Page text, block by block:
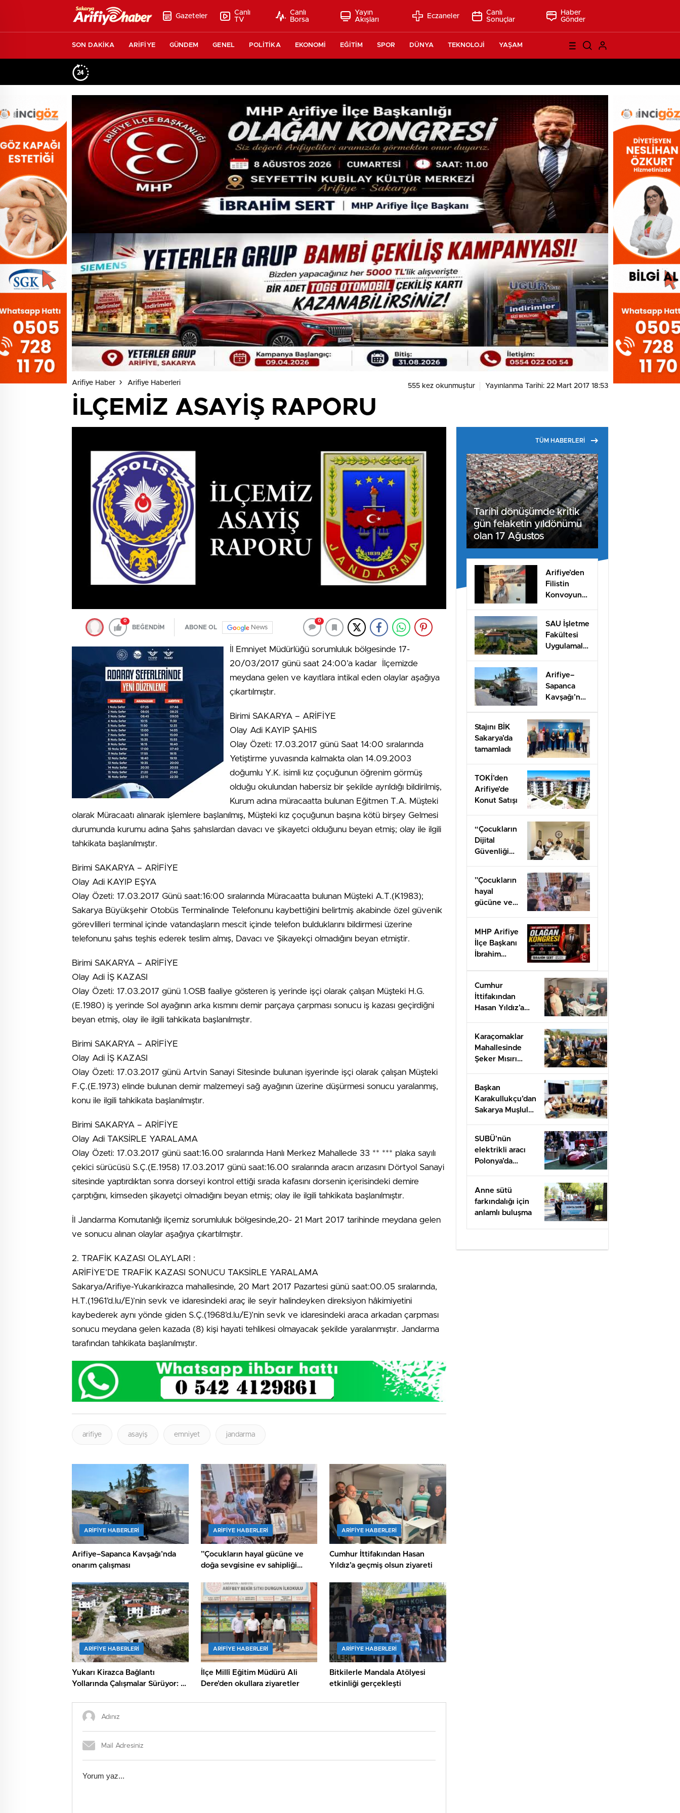
Gazeteler
Canlı
TV
Canlı
Borsa
Yayın
Akışları
Eczaneler
Canlı
Sonuçlar
Haber
Gönder
SON DAKİKA ARİFİYE GÜNDEM GENEL POLİTİKA EKONOMİ EĞİTİM SPOR DÜNYA TEKNOLOJİ YAŞAM
Arifiye Haber Arifiye Haberleri 555 kez okunmuştur Yayınlanma Tarihi: 22 Mart 2017 18:53
İLÇEMİZ ASAYİŞ RAPORU
0
BEĞENDİM ABONE OL News
0
İl Emniyet Müdürlüğü sorumluluk bölgesinde 17-
20/03/2017 günü saat 24:00’a kadar İlçemizde
meydana gelen ve kayıtlara intikal eden olaylar aşağıya
çıkartılmıştır.
Birimi SAKARYA – ARİFİYE
Olay Adi KAYIP ŞAHIS
Olay Özeti: 17.03.2017 günü Saat 14:00 sıralarında
Yetiştirme yuvasında kalmakta olan 14.09.2003
doğumlu Y.K. isimli kız çoçuğunun öğrenim görmüş
olduğu okulundan habersiz bir şekilde ayrıldığı bildirilmiş,
Kurum adına müracaatta bulunan Eğitmen T.A. Müşteki
olarak Müracaatı alınarak işlemlere başlanılmış, Müşteki kız çoçuğunun başına kötü birşey Gelmesi
durumunda kurumu adına Şahıs şahıslardan davacı ve şikayetci olduğunu beyan etmiş; olay ile ilgili
tahkikata başlanılmıştır.
Birimi SAKARYA – ARİFİYE
Olay Adi KAYIP EŞYA
Olay Özeti: 17.03.2017 Günü saat:16:00 sıralarında Müracaatta bulunan Müşteki A.T.(K1983);
Sakarya Büyükşehir Otobüs Terminalinde Telefonunu kaybettiğini belirtmiş akabinde özel güvenik
görevlilleri terminal içinde vatandaşların mescit içinde telefon bulduklarını bildirmesi üzerine
telefonunu şahıs teşhis ederek teslim almış, Davacı ve Şikayekçi olmadığını beyan etmiştir.
Birimi SAKARYA – ARİFİYE
Olay Adi İŞ KAZASI
Olay Özeti: 17.03.2017 günü 1.OSB faaliye gösteren iş yerinde işçi olarak çalışan Müşteki H.G.
(E.1980) iş yerinde Sol ayağının arka kısmını demir parçaya çarpması sonucu iş kazası geçirdiğni
beyan etmiş, olay ile ilgili tahkikata başlanılmıştır.
Birimi SAKARYA – ARİFİYE
Olay Adi İŞ KAZASI
Olay Özeti: 17.03.2017 günü Artvin Sanayi Sitesinde bulunan işyerinde işçi olarak çalışan Müşteki
F.Ç.(E.1973) elinde bulunan demir malzemeyi sağ ayağının üzerine düşürmesi sonucu yaralanmış,
konu ile ilgili tahkikata başlanılmıştır.
Birimi SAKARYA – ARİFİYE
Olay Adi TAKSİRLE YARALAMA
Olay Özeti: 17.03.2017 günü saat:16.00 sıralarında Hanlı Merkez Mahallede 33 ** *** plaka sayılı
çekici sürücüsü S.Ç.(E.1958) 17.03.2017 günü saat:16.00 sıralarında aracın arızasını Dörtyol Sanayi
sitesinde yaptırdıktan sonra dorseyi kontrol ettiği sırada kafasını dorsenin içerisindeki demire
çarptığını, kimseden şikayetçi olmadığını beyan etmiş; olay ile ilgili tahkikata başlanılmıştır.
İl Jandarma Komutanlığı ilçemiz sorumluluk bölgesinde,20- 21 Mart 2017 tarihinde meydana gelen
ve sonucu alınan olaylar aşağıya çıkartılmıştır.
2. TRAFİK KAZASI OLAYLARI :
ARİFİYE’DE TRAFİK KAZASI SONUCU TAKSİRLE YARALAMA
Sakarya/Arifiye-Yukarıkirazca mahallesinde, 20 Mart 2017 Pazartesi günü saat:00.05 sıralarında,
H.T.(1961’d.lu/E)’nin sevk ve idaresindeki araç ile seyir halindeyken direksiyon hâkimiyetini
kaybederek aynı yönde giden S.Ç.(1968’d.lu/E)’nin sevk ve idaresindeki araca arkadan çarpması
sonucu meydana gelen kazada (8) kişi hayati tehlikesi olmayacak şekilde yaralanmıştır. Jandarma
tarafından tahkikata başlanılmıştır.
arifiye asayiş emniyet jandarma
ARIFIYE HABERLERI
Arifiye–Sapanca Kavşağı’nda
onarım çalışması
ARIFIYE HABERLERI
”Çocukların hayal gücüne ve
doğa sevgisine ev sahipliği
ARIFIYE HABERLERI
Cumhur İttifakından Hasan
Yıldız’a geçmiş olsun ziyareti
ARIFIYE HABERLERI
Yukarı Kirazca Bağlantı
Yollarında Çalışmalar Sürüyor: 2
ARIFIYE HABERLERI
İlçe Millî Eğitim Müdürü Ali
Dere’den okullara ziyaretler
ARIFIYE HABERLERI
Bitkilerle Mandala Atölyesi
etkinliği gerçekleşti
TÜM HABERLERİ
Tarihi dönüşümde kritik
gün felaketin yıldönümü
olan 17 Ağustos
Arifiye’den
Filistin
Konvoyuna
SAU İşletme
Fakültesi
Uygulamalı
Hazırlıyor
Arifiye–
Sapanca
Kavşağı’nda
çalışması
Stajını BİK
Sakarya’da
tamamladı
TOKİ’den
Arifiye’de
Konut Satışı
“Çocukların
Dijital
Güvenliği
”Çocukların
hayal
gücüne ve
ev sahipliği
yaptı.”
MHP Arifiye
İlçe Başkanı
İbrahim
daveti
Cumhur
İttifakından
Hasan Yıldız’a
Karaçomaklar
Mahallesinde
Şeker Mısırı
Başkan
Karakullukçu’dan
Sakarya Muşlular
ziyaret
SUBÜ’nün
elektrikli aracı
Polonya’da
Anne sütü
farkındalığı için
anlamlı buluşma